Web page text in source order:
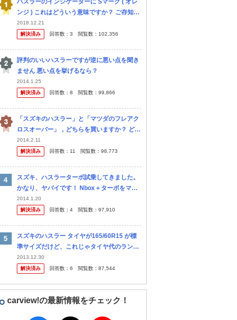
ハスラーのインジケーターに Sマーク ( オレ
ンジ ) これはどういう意味ですか？ ご存知の
方、教えてください。
2018.12.21
解決済み
回答数： 3 閲覧数： 102,356
評判のいいハスラーですが逆に悪い点を聞き
ません 悪い点を挙げるなら？
2014.1.25
解決済み
回答数： 8 閲覧数： 99,866
「スズキのハスラー」と「マツダのフレアク
ロスオーバー」，どちらを買いますか？ どう
でも良い質問かもしれませんが，「スズキの
ハスラー」と「マツダのフレア クロスオーバ
2014.2.11
解決済み
回答数： 11 閲覧数： 98,773
スズキ、ハスラーターボ試乗してきました。
かなり、ヤバイです！ Nbox＋ターボをマイ
カーとして所有し、軽ではトップクラスの質
感と走りだと、満足していましたが、ハスラ
2014.1.20
解決済み
回答数： 4 閲覧数： 97,910
スズキのハスラー タイヤが165/60R15 が標
準サイズだけど、これじゃタイヤ代のランニ
ングコストが他の軽自動車に比べ高くなりま
せんか？
2013.12.30
解決済み
回答数： 6 閲覧数： 87,544
carview!の最新情報をチェック！